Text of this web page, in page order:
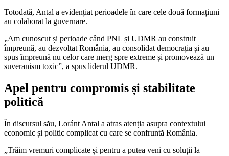
Totodată, Antal a evidențiat perioadele în care cele două formațiuni
au colaborat la guvernare.
„Am cunoscut și perioade când PNL și UDMR au construit
împreună, au dezvoltat România, au consolidat democrația și au
spus împreună nu celor care merg spre extreme și promovează un
suveranism toxic”, a spus liderul UDMR.
Apel pentru compromis și stabilitate
politică
În discursul său, Loránt Antal a atras atenția asupra contextului
economic și politic complicat cu care se confruntă România.
„Trăim vremuri complicate și pentru a putea veni cu soluții la